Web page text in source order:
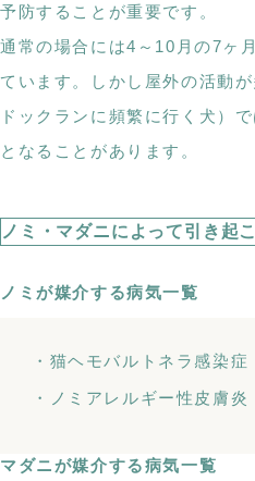
予防することが重要です。
通常の場合には4～10月の7ヶ
ています。しかし屋外の活動
ドックランに頻繁に行く犬）
となることがあります。
ノミ・マダニによって引き起
ノミが媒介する病気一覧
・猫ヘモバルトネラ感染症
・ノミアレルギー性皮膚炎
マダニが媒介する病気一覧